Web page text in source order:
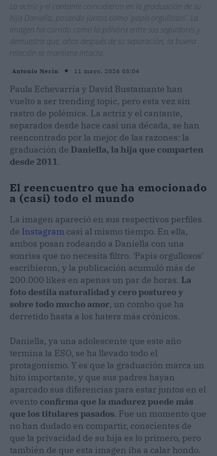
La actriz y el cantante coincidieron en la graduación de su
hija Daniella, posando juntos como 'papis orgullosos'. La
imagen ha corrido como la pólvora entre sus seguidores y
demuestra que, años después de su separación, la buena
relación se mantiene intacta.
Antonio Nerín 11 mayo, 2026 05:04
Paula Echevarría y David Bustamante han
vuelto a ser trending topic, pero esta vez sin
rastro de polémica. La actriz y el cantante,
separados desde hace casi una década, se han
reencontrado por la mejor de las razones: la
graduación de Daniella, la hija que comparten
desde 2011.
El reencuentro que ha emocionado
a (casi) todo el mundo
La imagen apareció en sus respectivos perfiles
de Instagram casi al mismo tiempo. En ella,
ambos posan rodeando a Daniella con una
sonrisa que no necesita filtro. 'Papis orgullosos'
escribieron, y la publicación acumuló más de
200.000 likes en apenas un par de horas. La
foto destila naturalidad y cero postureo y
sobre todo mucho amor, un combo que ha
derretido hasta a los haters más crónicos.
Daniella, ya una adolescente que este año
termina la ESO, se ha llevado todo el
protagonismo. Y es que la graduación marca un
hito importante, y que sus padres hayan
aparcado sus diferencias para estar juntos en el
evento confirma que la madurez puede más
que los titulares pasados. Fue un momento que
no han dudado en compartir, conscientes de
que la privacidad de su hija es lo primero, pero
también de que esta imagen iba a calar hondo.